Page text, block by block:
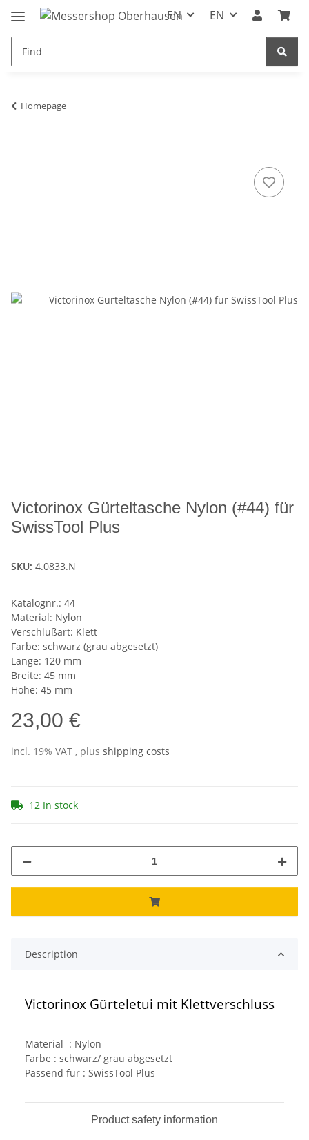
EN EN
Homepage
Victorinox Gürteltasche Nylon (#44) für
SwissTool Plus
SKU: 4.0833.N
Katalognr.: 44
Material: Nylon
Verschlußart: Klett
Farbe: schwarz (grau abgesetzt)
Länge: 120 mm
Breite: 45 mm
Höhe: 45 mm
23,00 €
incl. 19% VAT , plus shipping costs
12 In stock
Description
Victorinox Gürteletui mit Klettverschluss
Material : Nylon
Farbe : schwarz/ grau abgesetzt
Passend für : SwissTool Plus
Product safety information